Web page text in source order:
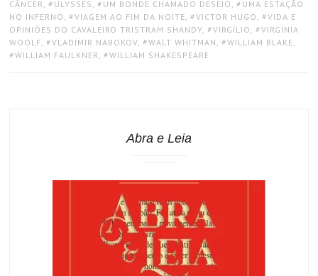
CÂNCER, ULYSSES , UM BONDE CHAMADO DESEJO , UMA ESTAÇÃO
NO INFERNO , VIAGEM AO FIM DA NOITE, VICTOR HUGO , VIDA E
OPINIÕES DO CAVALEIRO TRISTRAM SHANDY, VIRGÍLIO , VIRGINIA
WOOLF, VLADIMIR NABOKOV, WALT WHITMAN , WILLIAM BLAKE,
WILLIAM FAULKNER, WILLIAM SHAKESPEARE
Abra e Leia